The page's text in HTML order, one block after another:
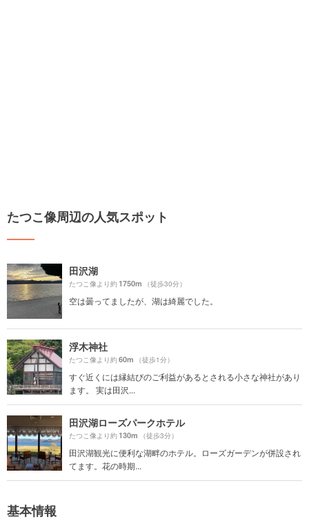
たつこ像周辺の人気スポット
田沢湖
たつこ像より約1750m （徒歩30分）
空は曇ってましたが、湖は綺麗でした。
浮木神社
たつこ像より約60m （徒歩1分）
すぐ近くには縁結びのご利益があるとされる小さな神社があり
ます。 実は田沢...
田沢湖ローズパークホテル
たつこ像より約130m （徒歩3分）
田沢湖観光に便利な湖畔のホテル。ローズガーデンが併設され
てます。花の時期...
基本情報